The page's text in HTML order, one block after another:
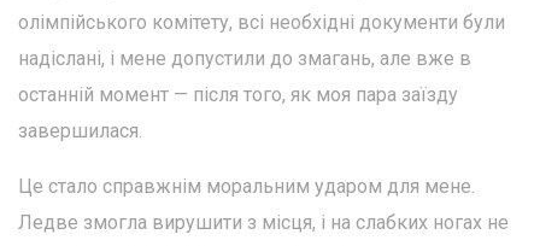
олімпійського комітету, всі необхідні документи були
надіслані, і мене допустили до змагань, але вже в
останній момент — після того, як моя пара заїзду
завершилася.
Це стало справжнім моральним ударом для мене.
Ледве змогла вирушити з місця, і на слабких ногах не